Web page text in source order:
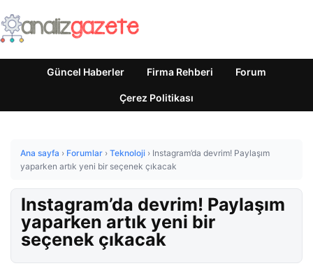
Güncel Haberler Firma Rehberi Forum
Çerez Politikası
Ana sayfa › Forumlar › Teknoloji › Instagram’da devrim! Paylaşım
yaparken artık yeni bir seçenek çıkacak
Instagram’da devrim! Paylaşım
yaparken artık yeni bir
seçenek çıkacak